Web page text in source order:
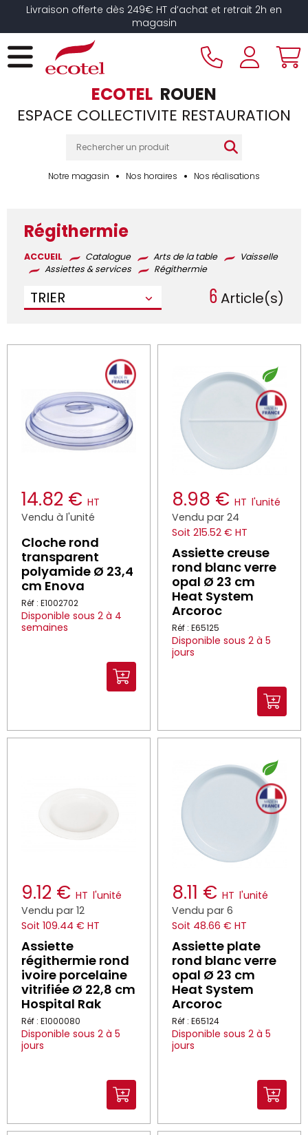
Livraison offerte dès 249€ HT d’achat et retrait 2h en
magasin
ECOTEL ROUEN
ESPACE COLLECTIVITE RESTAURATION
Notre magasin Nos horaires Nos réalisations
Régithermie
ACCUEIL Catalogue Arts de la table
Vaisselle
Assiettes & services
Régithermie
TRIER 6Article(s)
14.82 € HT
Vendu à l'unité
Cloche rond
transparent
polyamide Ø 23,4
cm Enova
Réf : E1002702
Disponible sous 2 à 4
semaines
8.98 € HT l'unité
Vendu par 24
Soit 215.52 € HT
Assiette creuse
rond blanc verre
opal Ø 23 cm
Heat System
Arcoroc
Réf : E65125
Disponible sous 2 à 5
jours
9.12 € HT l'unité
Vendu par 12
Soit 109.44 € HT
Assiette
régithermie rond
ivoire porcelaine
vitrifiée Ø 22,8 cm
Hospital Rak
Réf : E1000080
Disponible sous 2 à 5
jours
8.11 € HT l'unité
Vendu par 6
Soit 48.66 € HT
Assiette plate
rond blanc verre
opal Ø 23 cm
Heat System
Arcoroc
Réf : E65124
Disponible sous 2 à 5
jours
Panneau de gestion des cookies